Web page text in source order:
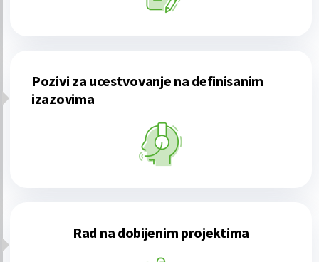
Pozivi za ucestvovanje na definisanim
izazovima
Rad na dobijenim projektima